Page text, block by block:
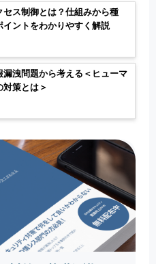
セス制御とは？仕組みから種
イントをわかりやすく解説
漏洩問題から考える＜ヒューマ
対策とは＞